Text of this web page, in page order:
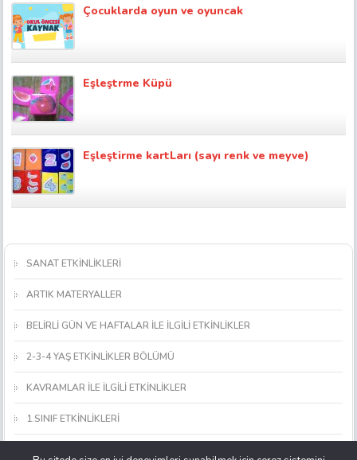
Çocuklarda oyun ve oyuncak
Eşleştrme Küpü
Eşleştirme kartLarı (sayı renk ve meyve)
SANAT ETKİNLİKLERİ
ARTIK MATERYALLER
BELİRLİ GÜN VE HAFTALAR İLE İLGİLİ ETKİNLİKLER
2-3-4 YAŞ ETKİNLİKLER BÖLÜMÜ
KAVRAMLAR İLE İLGİLİ ETKİNLİKLER
1.SINIF ETKİNLİKLERİ